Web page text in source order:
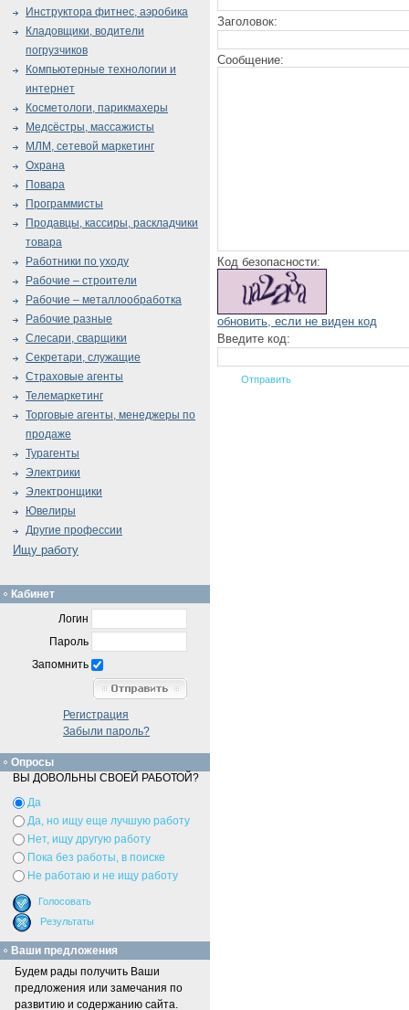
Заголовок:
Сообщение:
Код безопасности:
обновить, если не виден код
Введите код:
Инструктора фитнес, аэробика
Кладовщики, водители
погрузчиков
Компьютерные технологии и
интернет
Косметологи, парикмахеры
Медсёстры, массажисты
МЛМ, сетевой маркетинг
Охрана
Повара
Программисты
Продавцы, кассиры, раскладчики
товара
Работники по уходу
Рабочие – строители
Рабочие – металлообработка
Рабочие разные
Слесари, сварщики
Секретари, служащие
Страховые агенты
Телемаркетинг
Торговые агенты, менеджеры по
продаже
Турагенты
Электрики
Электронщики
Ювелиры
Другие профессии
Ищу работу
Кабинет
Логин
Пароль
Запомнить
Регистрация
Забыли пароль?
Опросы
ВЫ ДОВОЛЬНЫ СВОЕЙ РАБОТОЙ?
Да
Да, но ищу еще лучшую работу
Нет, ищу другую работу
Пока без работы, в поиске
Не работаю и не ищу работу
Ваши предложения
Будем рады получить Ваши
предложения или замечания по
развитию и содержанию сайта.